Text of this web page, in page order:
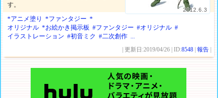
2012.6.3
す。
*アニメ塗り
*ファンタジー *
オリジナル *お絵かき掲示板 #ファンタジー #オリジナル #
イラストレーション #初音ミク #二次創作
| 更新日:2019/04/26 | ID:8548 |報告 |